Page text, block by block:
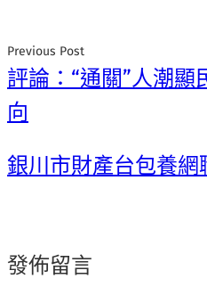
Previous Post
評論：“通關”人潮
向
銀川市財產台包養
發佈留言